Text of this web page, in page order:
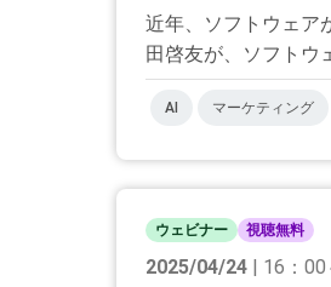
近年、ソフトウェア
田啓友が、ソフトウ
AI マーケティング
ウェビナー 視聴無料
2025/04/24 | 16：